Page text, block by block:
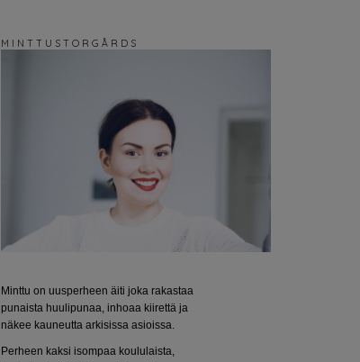
M I N T T U S T O R G Å R D S
Minttu on uusperheen äiti joka rakastaa
punaista huulipunaa, inhoaa kiirettä ja
näkee kauneutta arkisissa asioissa.
Perheen kaksi isompaa koululaista,